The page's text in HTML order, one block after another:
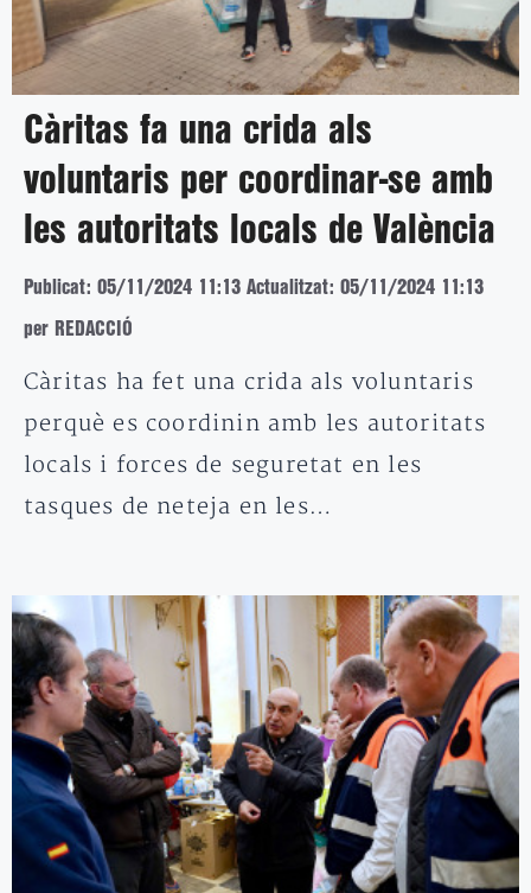
Càritas fa una crida als
voluntaris per coordinar-se amb
les autoritats locals de València
Publicat: 05/11/2024 11:13 Actualitzat: 05/11/2024 11:13
per REDACCIÓ
Càritas ha fet una crida als voluntaris
perquè es coordinin amb les autoritats
locals i forces de seguretat en les
tasques de neteja en les…